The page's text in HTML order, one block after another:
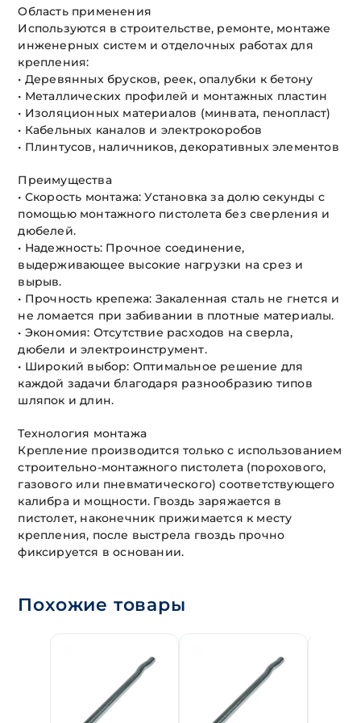
Область применения
Используются в строительстве, ремонте, монтаже
инженерных систем и отделочных работах для
крепления:
• Деревянных брусков, реек, опалубки к бетону
• Металлических профилей и монтажных пластин
• Изоляционных материалов (минвата, пенопласт)
• Кабельных каналов и электрокоробов
• Плинтусов, наличников, декоративных элементов
Преимущества
• Скорость монтажа: Установка за долю секунды с
помощью монтажного пистолета без сверления и
дюбелей.
• Надежность: Прочное соединение,
выдерживающее высокие нагрузки на срез и
вырыв.
• Прочность крепежа: Закаленная сталь не гнется и
не ломается при забивании в плотные материалы.
• Экономия: Отсутствие расходов на сверла,
дюбели и электроинструмент.
• Широкий выбор: Оптимальное решение для
каждой задачи благодаря разнообразию типов
шляпок и длин.
Технология монтажа
Крепление производится только с использованием
строительно-монтажного пистолета (порохового,
газового или пневматического) соответствующего
калибра и мощности. Гвоздь заряжается в
пистолет, наконечник прижимается к месту
крепления, после выстрела гвоздь прочно
фиксируется в основании.
Похожие товары